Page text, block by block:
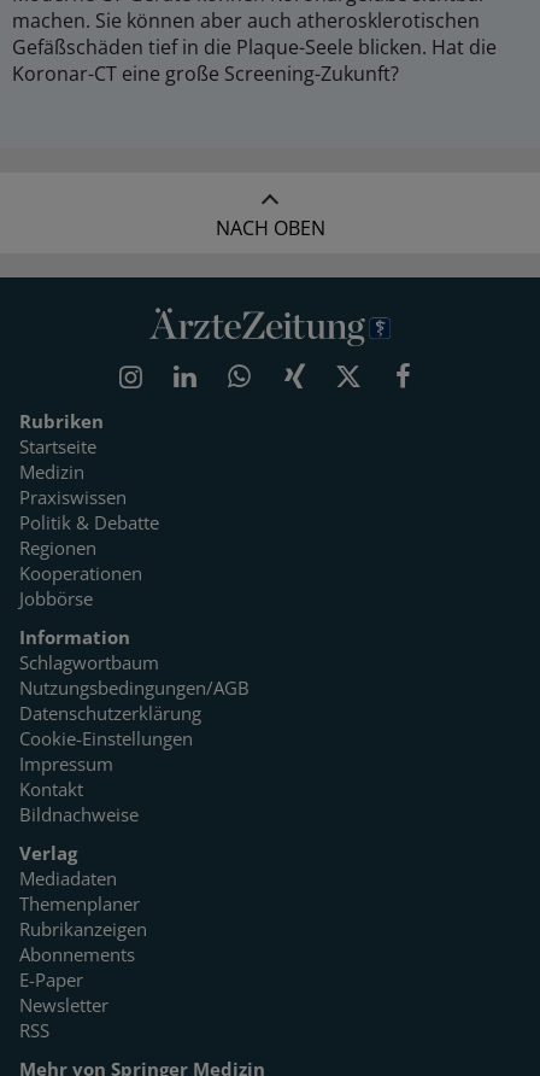
machen. Sie können aber auch atherosklerotischen
Gefäßschäden tief in die Plaque-Seele blicken. Hat die
Koronar-CT eine große Screening-Zukunft?
NACH OBEN
Rubriken
Startseite
Medizin
Praxiswissen
Politik & Debatte
Regionen
Kooperationen
Jobbörse
Information
Schlagwortbaum
Nutzungsbedingungen/AGB
Datenschutzerklärung
Cookie-Einstellungen
Impressum
Kontakt
Bildnachweise
Verlag
Mediadaten
Themenplaner
Rubrikanzeigen
Abonnements
E-Paper
Newsletter
RSS
Mehr von Springer Medizin